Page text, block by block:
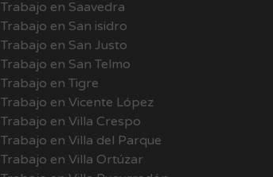
Trabajo en Saavedra
Trabajo en San isidro
Trabajo en San Justo
Trabajo en San Telmo
Trabajo en Tigre
Trabajo en Vicente López
Trabajo en Villa Crespo
Trabajo en Villa del Parque
Trabajo en Villa Ortúzar